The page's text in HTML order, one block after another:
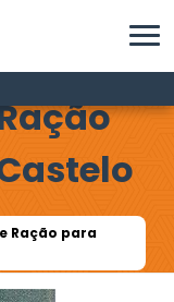
Ração para